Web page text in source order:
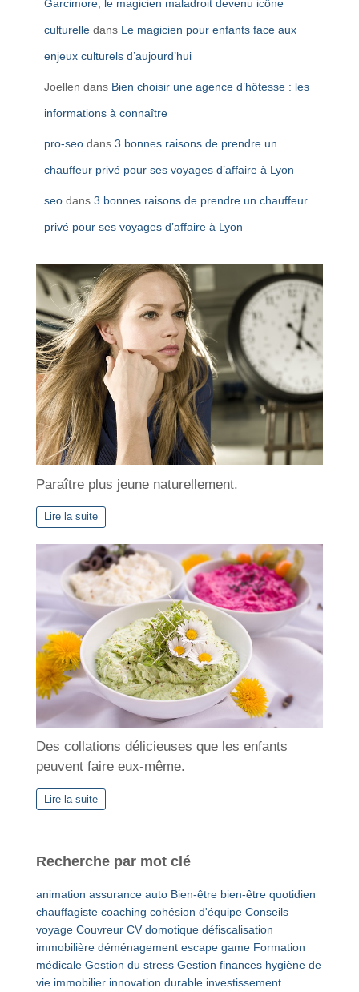
Garcimore, le magicien maladroit devenu icône
culturelle dans Le magicien pour enfants face aux
enjeux culturels d’aujourd’hui
Joellen dans Bien choisir une agence d’hôtesse : les
informations à connaître
pro-seo dans 3 bonnes raisons de prendre un
chauffeur privé pour ses voyages d’affaire à Lyon
seo dans 3 bonnes raisons de prendre un chauffeur
privé pour ses voyages d’affaire à Lyon
Paraître plus jeune naturellement.
Lire la suite
Des collations délicieuses que les enfants
peuvent faire eux-même.
Lire la suite
Recherche par mot clé
animation assurance auto Bien-être bien-être quotidien
chauffagiste coaching cohésion d'équipe Conseils
voyage Couvreur CV domotique défiscalisation
immobilière déménagement escape game Formation
médicale Gestion du stress Gestion finances hygiène de
vie immobilier innovation durable investissement